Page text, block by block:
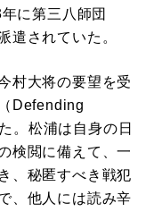
に第三八師団
遣されていた。
村大将の要望を受
Defending
。松浦は自身の日
検閲に備えて、一
、秘匿すべき戦犯
、他人には読み辛